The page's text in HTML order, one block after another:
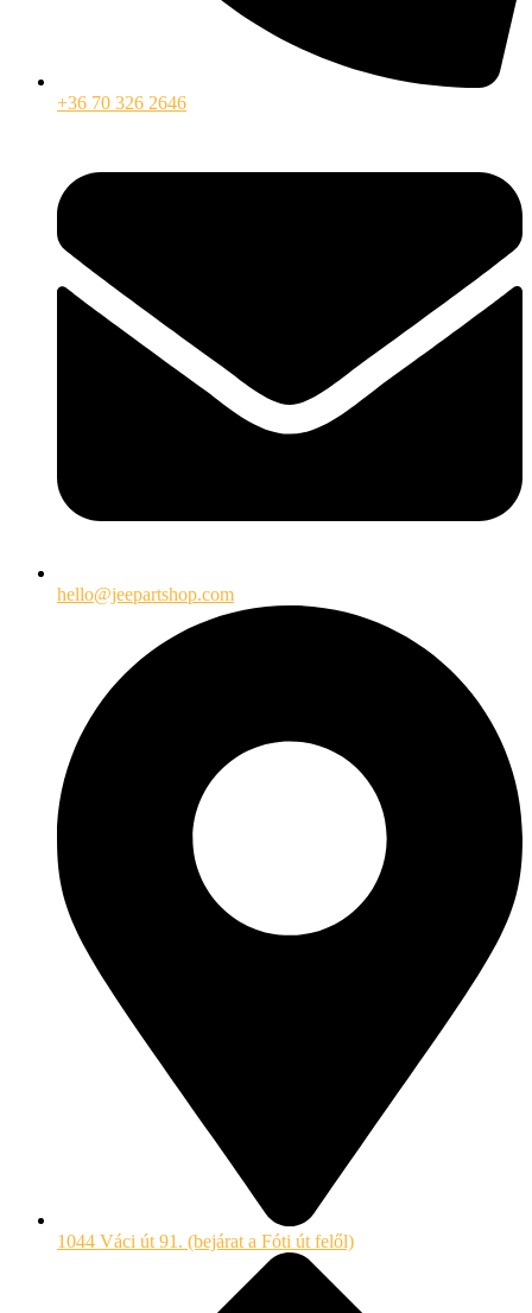
+36 70 326 2646
hello@jeepartshop.com
1044 Váci út 91. (bejárat a Fóti út felől)